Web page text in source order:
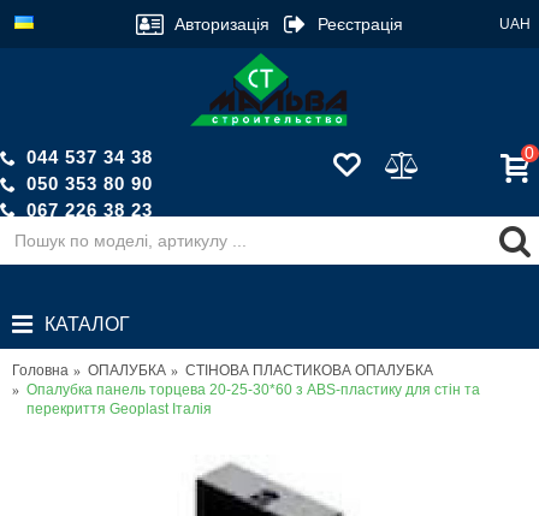
UAH
Авторизація Реєстрація
044 537 34 38
050 353 80 90
067 226 38 23
Зворотній дзвінок
0
КАТАЛОГ
Головна ОПАЛУБКА
СТІНОВА ПЛАСТИКОВА ОПАЛУБКА
Опалубка панель торцева 20-25-30*60 з ABS-пластику для стін та
перекриття Geoplast Італія